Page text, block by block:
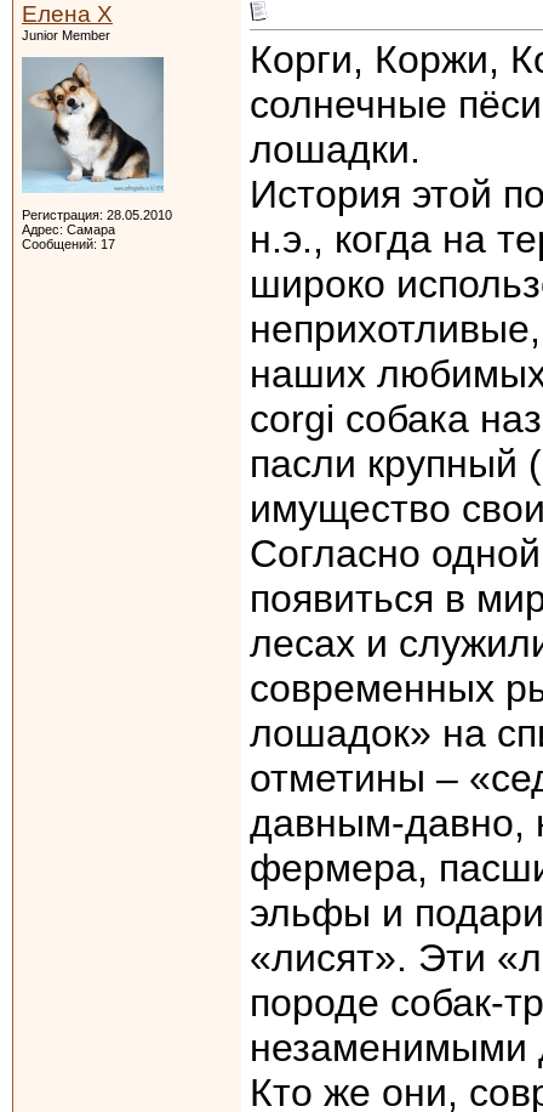
Елена Х
Junior Member
Регистрация: 28.05.2010
Адрес: Самара
Сообщений: 17
Корги, Коржи,
солнечные
лошадки.
История этой
н.э., когда на
широко
наших любимых
corgi собака
пасли крупный
имущество
Согласно
появиться в
лесах и
современных
лошадок» на
отметины –
давным-давно,
фермера,
эльфы и
«лисят». Эти
породе собак-
незаменимыми
Кто же они,